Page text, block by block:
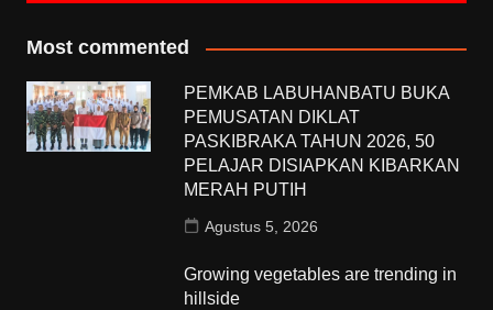
Most commented
PEMKAB LABUHANBATU BUKA
PEMUSATAN DIKLAT
PASKIBRAKA TAHUN 2026, 50
PELAJAR DISIAPKAN KIBARKAN
MERAH PUTIH
Agustus 5, 2026
Growing vegetables are trending in
hillside